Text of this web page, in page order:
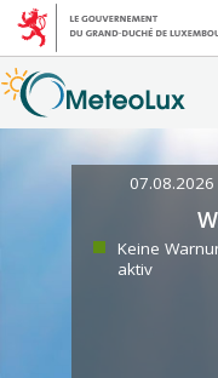
07.08.2026
Keine
aktiv